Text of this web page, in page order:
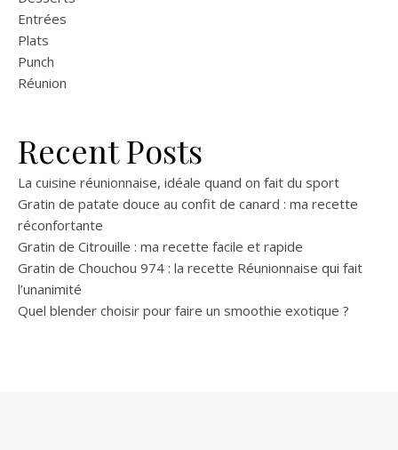
Entrées
Plats
Punch
Réunion
Recent Posts
La cuisine réunionnaise, idéale quand on fait du sport
Gratin de patate douce au confit de canard : ma recette
réconfortante
Gratin de Citrouille : ma recette facile et rapide
Gratin de Chouchou 974 : la recette Réunionnaise qui fait
l’unanimité
Quel blender choisir pour faire un smoothie exotique ?